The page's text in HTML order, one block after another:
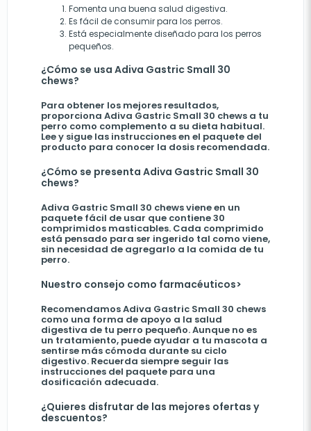
Fomenta una buena salud digestiva.
Es fácil de consumir para los perros.
Está especialmente diseñado para los perros
pequeños.
¿Cómo se usa Adiva Gastric Small 30
chews?
Para obtener los mejores resultados,
proporciona Adiva Gastric Small 30 chews a tu
perro como complemento a su dieta habitual.
Lee y sigue las instrucciones en el paquete del
producto para conocer la dosis recomendada.
¿Cómo se presenta Adiva Gastric Small 30
chews?
Adiva Gastric Small 30 chews viene en un
paquete fácil de usar que contiene 30
comprimidos masticables. Cada comprimido
está pensado para ser ingerido tal como viene,
sin necesidad de agregarlo a la comida de tu
perro.
Nuestro consejo como farmacéuticos>
Recomendamos Adiva Gastric Small 30 chews
como una forma de apoyo a la salud
digestiva de tu perro pequeño. Aunque no es
un tratamiento, puede ayudar a tu mascota a
sentirse más cómoda durante su ciclo
digestivo. Recuerda siempre seguir las
instrucciones del paquete para una
dosificación adecuada.
¿Quieres disfrutar de las mejores ofertas y
descuentos?